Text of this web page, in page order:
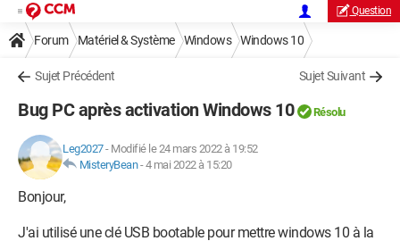
Question
Forum Matériel & Système Windows Windows 10
Sujet Précédent Sujet Suivant
Bug PC après activation Windows 10 Résolu
Leg2027- Modifié le 24 mars 2022 à 19:52
MisteryBean-4 mai 2022 à 15:20
Bonjour,
J'ai utilisé une clé USB bootable pour mettre windows 10 à la